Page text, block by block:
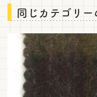
だ
さ
同じカテゴリ